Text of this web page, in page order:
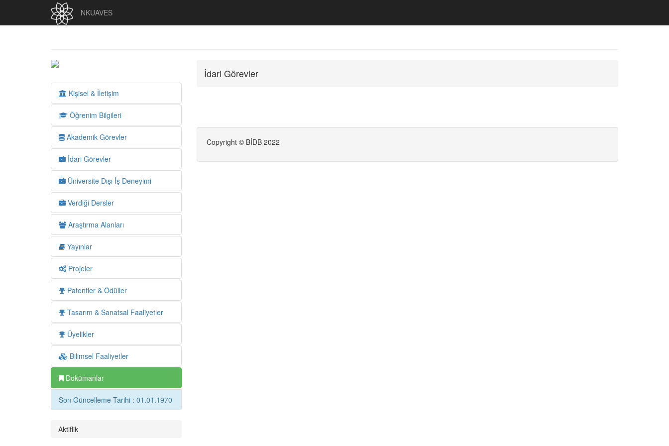
NKUAVES
Kişisel & İletişim
Öğrenim Bilgileri
Akademik Görevler
İdari Görevler
Üniversite Dışı İş Deneyimi
Verdiği Dersler
Araştırma Alanları
Yayınlar
Projeler
Patentler & Ödüller
Tasarım & Sanatsal Faaliyetler
Üyelikler
Bilimsel Faaliyetler
Dokümanlar
Son Güncelleme Tarihi : 01.01.1970
Aktiflik
İdari Görevler
Copyright © BİDB 2022